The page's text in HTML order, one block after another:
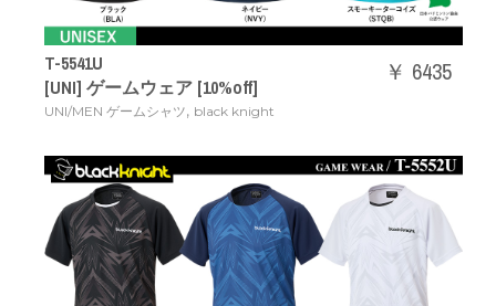
T-5541U
[UNI] ゲームウェア [10%off]
UNI/MEN ゲームシャツ, black knight
￥ 6435